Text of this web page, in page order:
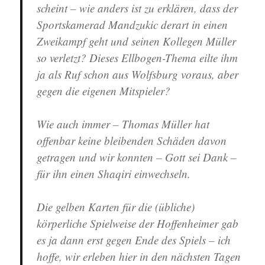
scheint – wie anders ist zu erklären, dass der
Sportskamerad Mandzukic derart in einen
Zweikampf geht und seinen Kollegen Müller
so verletzt? Dieses Ellbogen-Thema eilte ihm
ja als Ruf schon aus Wolfsburg voraus, aber
gegen die eigenen Mitspieler?
Wie auch immer – Thomas Müller hat
offenbar keine bleibenden Schäden davon
getragen und wir konnten – Gott sei Dank –
für ihn einen Shaqiri einwechseln.
Die gelben Karten für die (übliche)
körperliche Spielweise der Hoffenheimer gab
es ja dann erst gegen Ende des Spiels – ich
hoffe, wir erleben hier in den nächsten Tagen